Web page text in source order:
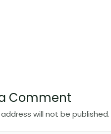
Comment
will not be published.